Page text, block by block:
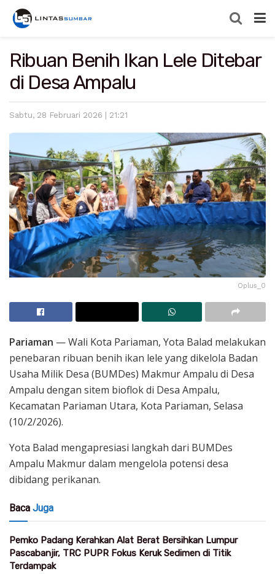
Ribuan Benih Ikan Lele Ditebar
di Desa Ampalu
Sabtu, 28 Februari 2026 | 21:21
Oplus_0
Pariaman — Wali Kota Pariaman, Yota Balad melakukan
penebaran ribuan benih ikan lele yang dikelola Badan
Usaha Milik Desa (BUMDes) Makmur Ampalu di Desa
Ampalu dengan sitem bioflok di Desa Ampalu,
Kecamatan Pariaman Utara, Kota Pariaman, Selasa
(10/2/2026).
Yota Balad mengapresiasi langkah dari BUMDes
Ampalu Makmur dalam mengelola potensi desa
dibidang perikanan.
Baca Juga
Pemko Padang Kerahkan Alat Berat Bersihkan Lumpur
Pascabanjir, TRC PUPR Fokus Keruk Sedimen di Titik
Terdampak